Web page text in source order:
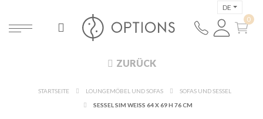
DE
ZURÜCK
STARTSEITE LOUNGEMÖBEL UND SOFAS
SOFAS UND SESSEL
SESSEL SIM WEISS 64 X 69 H 76 CM